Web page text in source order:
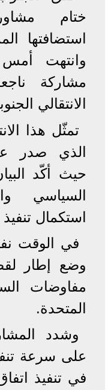
ختام
استضافتها
وانتهت
مشاركة
الانتقالي
تمثّل هذا
الذي صدر
حيث أكّد
السياسي
استكمال
في الوقت
وضع إطار
مفاوضات
المتحدة.
وشدد
على سرعة
في تنفيذ